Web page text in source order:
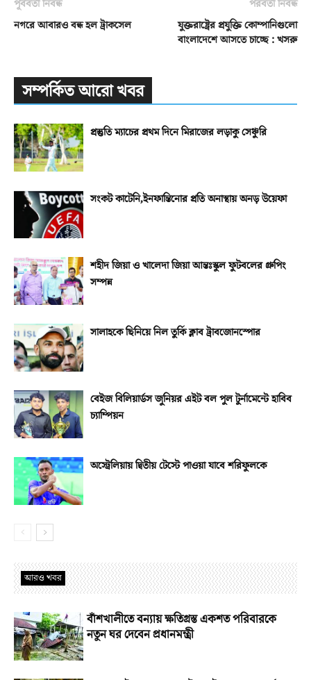
পূর্ববর্তী নিবন্ধ
নগরে আবারও বন্ধ হল ট্রাকসেল
পরবর্তী নিবন্ধ
যুক্তরাষ্ট্রের প্রযুক্তি কোম্পানিগুলো
বাংলাদেশে আসতে চাচ্ছে : খসরু
সম্পর্কিত আরো খবর
প্রস্তুতি ম্যাচের প্রথম দিনে মিরাজের লড়াকু সেঞ্চুরি
সংকট কাটেনি,ইনফান্তিনোর প্রতি অনাস্থায় অনড় উয়েফা
শহীদ জিয়া ও খালেদা জিয়া আন্তঃস্কুল ফুটবলের গ্রুপিং
সম্পন্ন
সালাহকে ছিনিয়ে নিল তুর্কি ক্লাব ট্রাবজোনস্পোর
বেইজ বিলিয়ার্ডস জুনিয়র এইট বল পুল টুর্নামেন্টে হাবিব
চ্যাম্পিয়ন
অস্ট্রেলিয়ায় দ্বিতীয় টেস্টে পাওয়া যাবে শরিফুলকে
আরও খবর
বাঁশখালীতে বন্যায় ক্ষতিগ্রস্ত একশত পরিবারকে
নতুন ঘর দেবেন প্রধানমন্ত্রী